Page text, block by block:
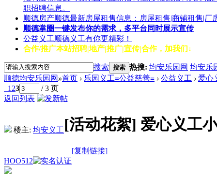
职招聘信息。
顺德房产顺德最新房屋租售信息：房屋租售|商铺租售|厂
顺德掌圈一键发布你的需求，多平台同时展示宣传
公益义工顺德义工有你更精彩！
合作/推广本站招聘|地产|推广|宣传|合作，加我们↓
搜索 搜索 热搜: 均安乐园网 均安乐
顺德均安乐园网 »首页 › 乐园义工≡公益慈善≡ › 公益义工 › 爱心
1 23
/ 3 页
返回列表
楼主: 均安义工[活动花絮] 爱心义工
[复制链接]
HOO512